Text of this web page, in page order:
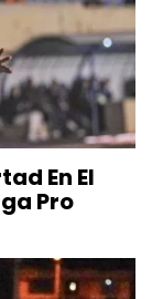
En El
Pro